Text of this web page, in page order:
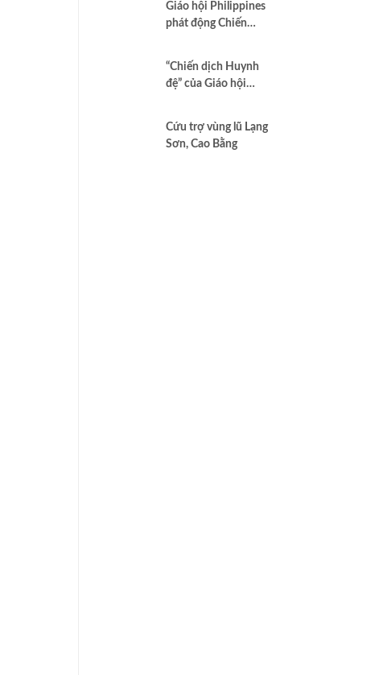
tại Dải Gaza
Giáo hội Philippines
phát động Chiến
chống tham nhũng
và cầu nguyện cho
quốc gia
“Chiến dịch Huynh
đệ” của Giáo hội
cao nhất của Bác ái
Cứu trợ vùng lũ Lạng
Sơn, Cao Bằng